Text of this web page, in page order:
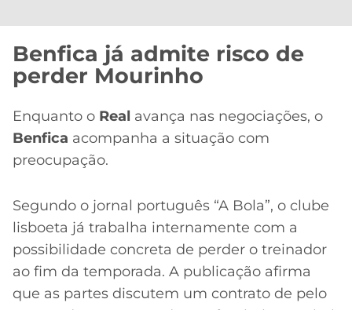
Benfica já admite risco de
perder Mourinho
Enquanto o Real avança nas negociações, o
Benfica acompanha a situação com
preocupação.
Segundo o jornal português “A Bola”, o clube
lisboeta já trabalha internamente com a
possibilidade concreta de perder o treinador
ao fim da temporada. A publicação afirma
que as partes discutem um contrato de pelo